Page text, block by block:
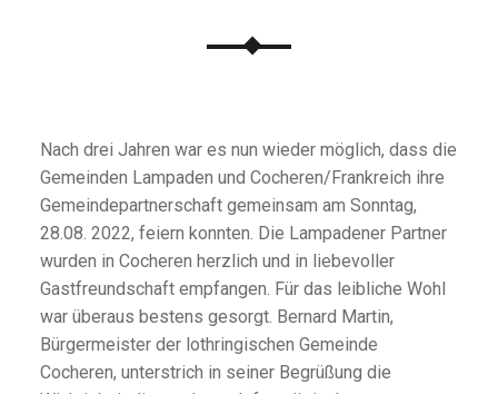
Nach drei Jahren war es nun wieder möglich, dass die
Gemeinden Lampaden und Cocheren/Frankreich ihre
Gemeindepartnerschaft gemeinsam am Sonntag,
28.08. 2022, feiern konnten. Die Lampadener Partner
wurden in Cocheren herzlich und in liebevoller
Gastfreundschaft empfangen. Für das leibliche Wohl
war überaus bestens gesorgt. Bernard Martin,
Bürgermeister der lothringischen Gemeinde
Cocheren, unterstrich in seiner Begrüßung die